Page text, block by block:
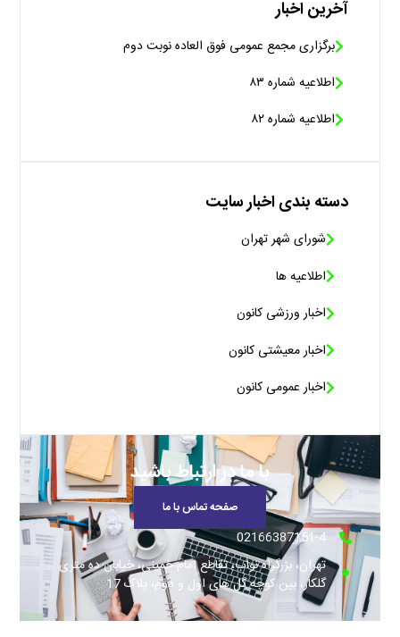
آخرین اخبار
برگزاری مجمع عمومی فوق العاده نوبت دوم
اطلاعیه شماره ۸۳
اطلاعیه شماره ۸۲
دسته بندی اخبار سایت
شورای شهر تهران
اطلاعیه ها
اخبار ورزشی کانون
اخبار معیشتی کانون
اخبار عمومی کانون
با ما در ارتباط باشید
صفحه تماس با ما
02166387151-4
تهران، بزرگراه نواب، تقاطع امام خمینی، خیابان ده متری
گلکار، بین کوچه گل های اول و دوم، پلاک 17